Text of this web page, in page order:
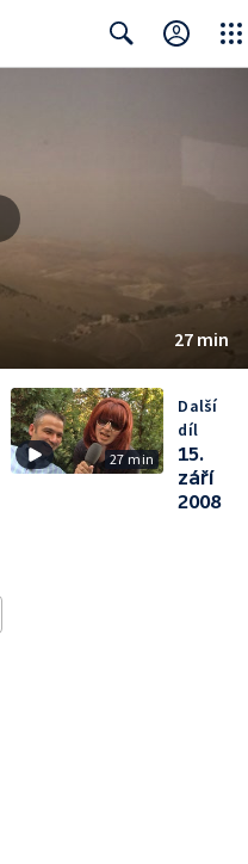
27 min
27 min
Další
díl
15.
září
2008